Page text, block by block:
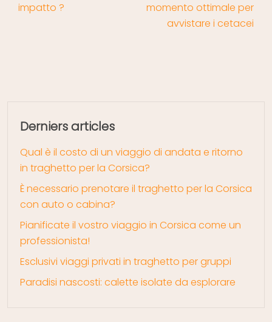
impatto ?
momento ottimale per
avvistare i cetacei
Derniers articles
Qual è il costo di un viaggio di andata e ritorno
in traghetto per la Corsica?
È necessario prenotare il traghetto per la Corsica
con auto o cabina?
Pianificate il vostro viaggio in Corsica come un
professionista!
Esclusivi viaggi privati in traghetto per gruppi
Paradisi nascosti: calette isolate da esplorare